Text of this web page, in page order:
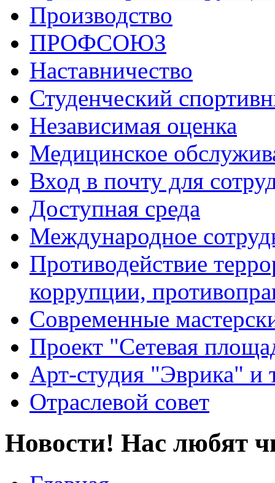
Производство
ПРОФСОЮЗ
Наставничество
Студенческий
Независимая оценка
Медицинское
Вход в почту для
Доступная среда
Международное
Противодействие
коррупции,
Современные
Проект "Сетевая
Арт-студия "Эврика" и
Отраслевой совет
Новости! Нас любят